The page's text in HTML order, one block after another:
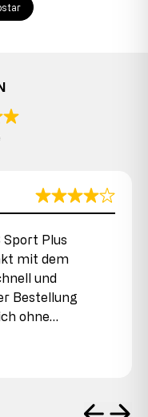
Sport Plus
mit dem
und
Bestellung
ohne…